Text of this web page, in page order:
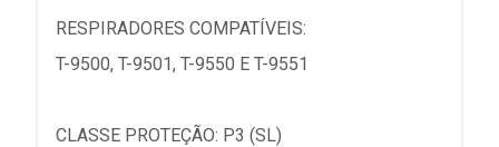
RESPIRADORES COMPATÍVEIS:
T-9500, T-9501, T-9550 E T-9551
CLASSE PROTEÇÃO: P3 (SL)